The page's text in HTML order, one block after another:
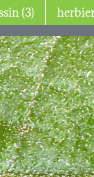
dessin (3)